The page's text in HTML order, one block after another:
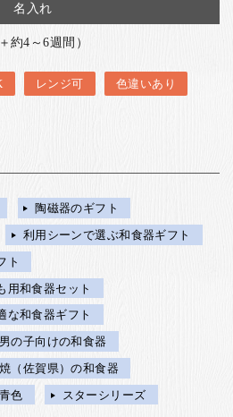
名入れ
約4～6週間）
レンジ可 色違いあり
陶磁器のギフト
利用シーンで選ぶ和食器ギフト
ト
用和食器セット
な和食器ギフト
男の子向けの和食器
（佐賀県）の和食器
色 スターシリーズ